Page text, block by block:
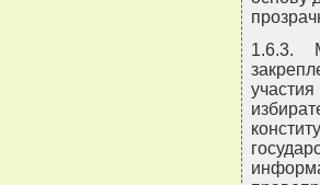
1.6.3.